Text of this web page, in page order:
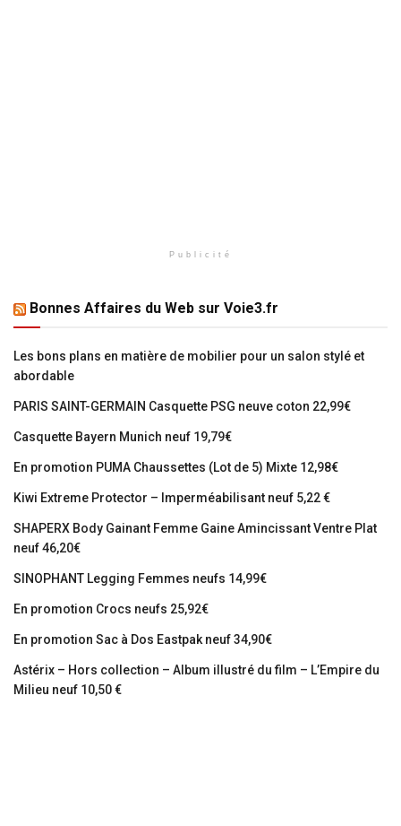
Publicité
Bonnes Affaires du Web sur Voie3.fr
Les bons plans en matière de mobilier pour un salon stylé et
abordable
PARIS SAINT-GERMAIN Casquette PSG neuve coton 22,99€
Casquette Bayern Munich neuf 19,79€
En promotion PUMA Chaussettes (Lot de 5) Mixte 12,98€
Kiwi Extreme Protector – Imperméabilisant neuf 5,22 €
SHAPERX Body Gainant Femme Gaine Amincissant Ventre Plat
neuf 46,20€
SINOPHANT Legging Femmes neufs 14,99€
En promotion Crocs neufs 25,92€
En promotion Sac à Dos Eastpak neuf 34,90€
Astérix – Hors collection – Album illustré du film – L’Empire du
Milieu neuf 10,50 €